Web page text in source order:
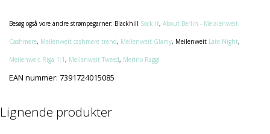
Besøg også vore andre strømpegarner: Blackhill Sock It, About Berlin - Meialenweit
Cashmere, Meilenweit cashmere trend, Meilenweit Glamy, Meilenweit Late Night,
Meilenweit Riga 1:1, Meilenweit Tweed, Merino Raggi
EAN nummer: 7391724015085
Lignende produkter